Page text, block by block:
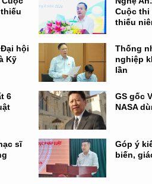
Cuộc thi
thiếu
hội
Kỹ
Thống
nghiệp
lần
6
GS gốc
NASA
sĩ
Góp ý
biến,